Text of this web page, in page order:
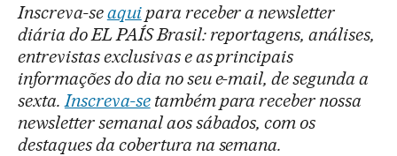
Inscreva-seaquipara receber a newsletter
diária do EL PAÍS Brasil: reportagens, análises,
entrevistas exclusivas e as principais
informações do dia no seu e-mail, de segunda a
sexta. Inscreva-setambém para receber nossa
newsletter semanal aos sábados, com os
destaques da cobertura na semana.